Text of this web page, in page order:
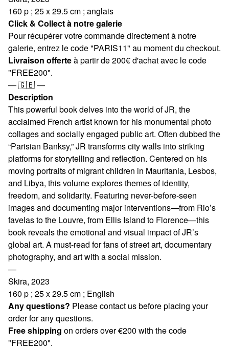
160 p ; 25 x 29.5 cm ; anglais
Click & Collect à notre galerie
Pour récupérer votre commande directement à notre
galerie, entrez le code "PARIS11" au moment du checkout.
Livraison offerteà partir de 200€ d'achat avec le code
"FREE200".
— 🇬🇧 —
Description
This powerful book delves into the world of JR, the
acclaimed French artist known for his monumental photo
collages and socially engaged public art. Often dubbed the
“Parisian Banksy,” JR transforms city walls into striking
platforms for storytelling and reflection. Centered on his
moving portraits of migrant children in Mauritania, Lesbos,
and Libya, this volume explores themes of identity,
freedom, and solidarity. Featuring never-before-seen
images and documenting major interventions—from Rio’s
favelas to the Louvre, from Ellis Island to Florence—this
book reveals the emotional and visual impact of JR’s
global art. A must-read for fans of street art, documentary
photography, and art with a social mission.
—
Skira, 2023
160 p ; 25 x 29.5 cm ; English
Any questions? Please contact us before placing your
order for any questions.
Free shipping on orders over €200 with the code
"FREE200".